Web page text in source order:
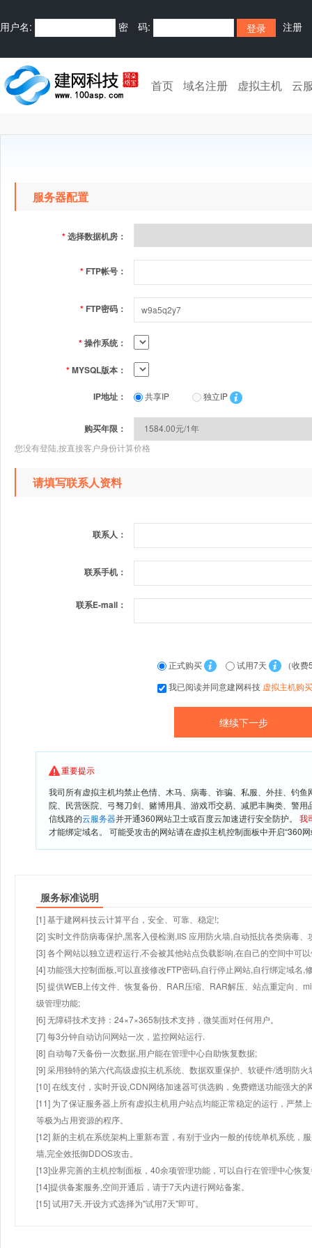
用户名: 密 码: 注册
首页 域名注册 虚拟主机 云
服务器配置
*选择数据机房：
* FTP帐号：
* FTP密码：
*操作系统：
*MYSQL版本：
IP地址： 共享IP 独立IP
购买年限：
您没有登陆,按直接客户身份计算价格
请填写联系人资料
联系人：
联系手机：
联系E-mail：
正式购买 试用7天
（收费
我已阅读并同意建网科技 虚拟主机购
重要提示
我司所有虚拟主机均禁止色情、木马、病毒、诈骗、私服、外挂、钓
院、民营医院、弓驽刀剑、赌博用具、游戏币交易、减肥丰胸类、警
信线路的云服务器并开通360网站卫士或百度云加速进行安全防护。 我
才能绑定域名。 可能受攻击的网站请在虚拟主机控制面板中开启“360
服务标准说明
[1] 基于建网科技云计算平台，安全、可靠、稳定!;
[2] 实时文件防病毒保护,黑客入侵检测,IIS 应用防火墙,自动抵抗各类病毒、
[3] 各个网站以独立进程运行,不会被其他站点负载影响,在自己的空间中可
[4] 功能强大控制面板,可以直接修改FTP密码,自行停止网站,自行绑定域名,
[5] 提供WEB上传文件、恢复备份、RAR压缩、RAR解压、站点重定向、
级管理功能;
[6] 无障碍技术支持：24×7×365制技术支持，微笑面对任何用户。
[7] 每3分钟自动访问网站一次，监控网站运行.
[8] 自动每7天备份一次数据,用户能在管理中心自助恢复数据;
[9] 采用独特的第六代高级虚拟主机系统、数据双重保护、软硬件/透明防火
[10] 在线支付，实时开设,CDN网络加速器可供选购，免费赠送功能强大
[11] 为了保证服务器上所有虚拟主机用户站点均能正常稳定的运行，严禁
等极为占用资源的程序。
[12] 新的主机在系统架构上重新布置，有别于业内一般的传统单机系统，
墙,完全效抵御DDOS攻击。
[13]业界完善的主机控制面板，40余项管理功能，可以自行在管理中心恢
[14]提供备案服务,空间开通后，请于7天内进行网站备案。
[15] 试用7天.开设方式选择为"试用7天"即可。